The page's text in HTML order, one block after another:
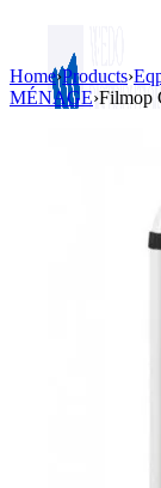
Home›Products›
MÉNAGE›Filmop